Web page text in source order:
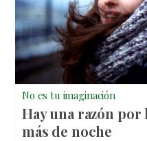
No es tu imaginación
Hay una razón
más de noche